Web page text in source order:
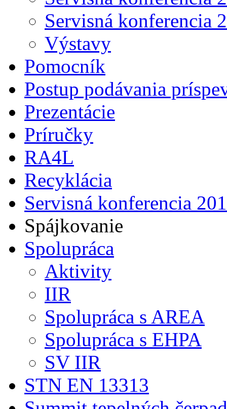
Servisná konferencia
Výstavy
Pomocník
Postup podávania
Prezentácie
Príručky
RA4L
Recyklácia
Servisná konferencia
Spájkovanie
Spolupráca
Aktivity
IIR
Spolupráca s AREA
Spolupráca s EHPA
SV IIR
STN EN 13313